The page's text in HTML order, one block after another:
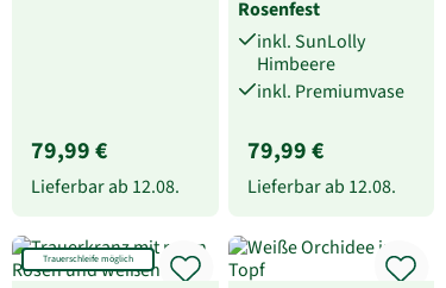
79,99 €
Lieferbar ab 12.08.
Rosenfest
inkl. SunLolly
Himbeere
inkl. Premiumvase
79,99 €
Lieferbar ab 12.08.
Trauerschleife möglich